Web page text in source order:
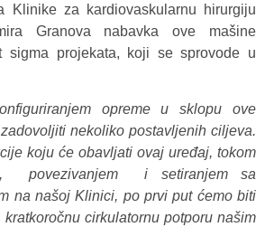
Klinike za kardiovaskularnu hirurgiju
Granova nabavka ove mašine
sigma projekata, koji se sprovode u
opreme u sklopu ove
nekoliko postavljenih ciljeva.
koju će obavljati ovaj uređaj, tokom
povezivanjem i setiranjem sa
na našoj Klinici, po prvi put ćemo biti
cirkulatornu potporu našim